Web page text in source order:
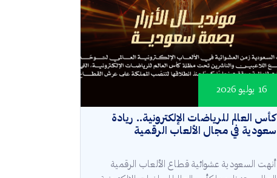
كأس العالم للرياضات الإلكترونية.. ريادة
سعودية في مجال الألعاب الرقمية
16 يوليو 2026
أنهت السعودية عشوائية قطاع الألعاب الرقمية